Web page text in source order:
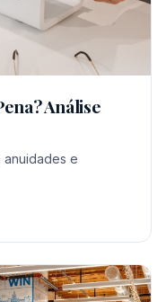
Análise
anuidades e